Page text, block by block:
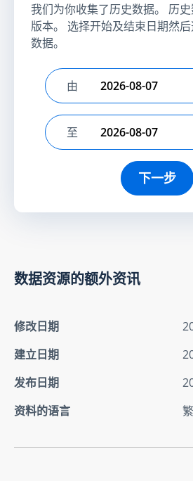
我们为你收集了历史数据。 历
版本。 选择开始及结束日期然
数据。
选择开始日期
由
选择结束日期
至
下一步
数据资源的额外资讯
修改日期
建立日期
发布日期
资料的语言